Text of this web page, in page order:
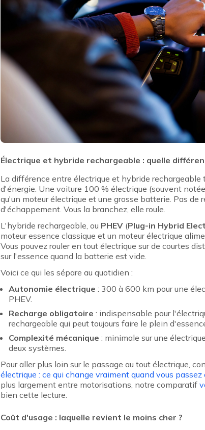
Électrique et hybride rechargeable : quelle
La différence entre électrique et hybride rechargeable
d'énergie. Une voiture 100 % électrique (souvent
qu'un moteur électrique et une grosse batterie. Pas de
d'échappement. Vous la branchez, elle roule.
L'hybride rechargeable, ou PHEV (Plug-in Hybrid
moteur essence classique et un moteur électrique
Vous pouvez rouler en tout électrique sur de courtes
sur l'essence quand la batterie est vide.
Voici ce qui les sépare au quotidien :
Autonomie électrique : 300 à 600 km pour une
PHEV.
Recharge obligatoire : indispensable pour
rechargeable qui peut toujours faire le plein
Complexité mécanique : minimale sur une
deux systèmes.
Pour aller plus loin sur le passage au tout électrique,
électrique : ce qui change vraiment quand vous
plus largement entre motorisations, notre comparatif
bien cette lecture.
Coût d'usage : laquelle revient le moins cher ?